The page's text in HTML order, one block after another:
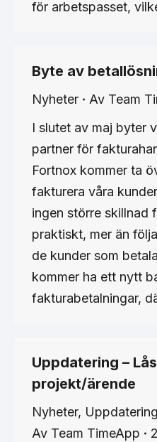
för arbetspasset,
Byte av
Nyheter Av Team
I slutet av maj byter
partner för
Fortnox kommer ta
fakturera våra
ingen större skillnad
praktiskt, mer än
de kunder som
kommer ha ett nytt
fakturabetalningar,
Uppdatering –
projekt/ärende
Nyheter,
Av Team TimeApp